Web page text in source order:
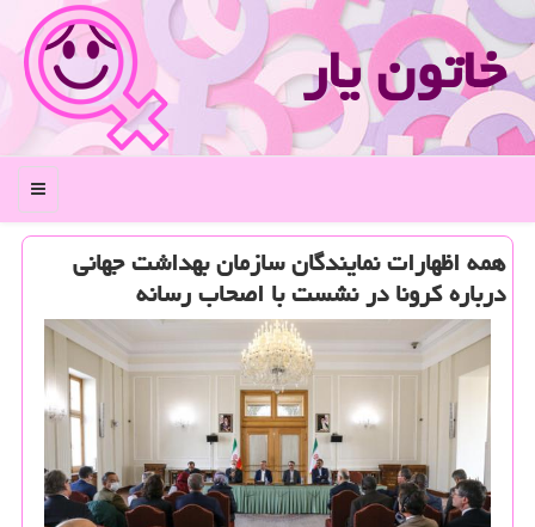
خاتون یار
منو
همه اظهارات نمایندگان سازمان بهداشت جهانی
درباره كرونا در نشست با اصحاب رسانه